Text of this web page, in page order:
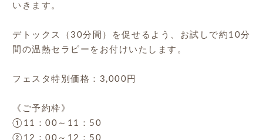
いきます。
デトックス（30分間）を促せるよう、お試しで約10分
間の温熱セラピーをお付けいたします。
フェスタ特別価格：3,000円
《ご予約枠》
①11：00～11：50
②12：00～12：50